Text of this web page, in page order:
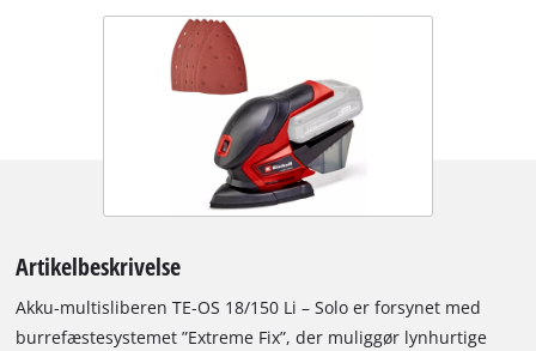
Artikelbeskrivelse
Akku-multisliberen TE-OS 18/150 Li – Solo er forsynet med
burrefæstesystemet ”Extreme Fix”, der muliggør lynhurtige